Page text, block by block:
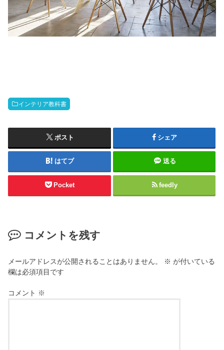
インテリア教科書
ポスト シェア
はてブ 送る
Pocket feedly
コメントを残す
メールアドレスが公開されることはありません。 ※ が付いている
欄は必須項目です
コメント ※